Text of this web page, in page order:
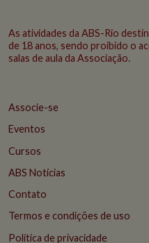
As atividades da ABS-Rio
de 18 anos, sendo proibido o
salas de aula da Associação.
Associe-se
Eventos
Cursos
ABS Notícias
Contato
Termos e condições de uso
Política de privacidade